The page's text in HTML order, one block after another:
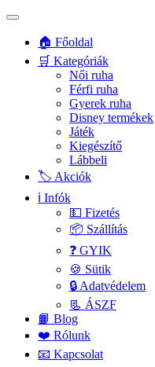
🏠 Főoldal
🛒 Kategóriák
Női ruha
Férfi ruha
Gyerek ruha
Disney termékek
Játék
Kiegészítő
Lábbeli
🏷️ Akciók
ℹ️ Infók
💵 Fizetés
📦 Szállítás
❓ GYIK
🍪 Sütik
🔒 Adatvédelem
📃 ÁSZF
📙 Blog
❤️ Rólunk
📧 Kapcsolat